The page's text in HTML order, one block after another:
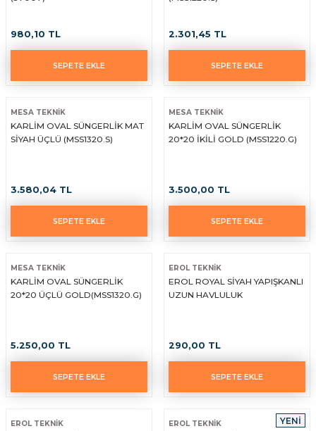
980,10 TL
SEPETE EKLE
2.301,45 TL
SEPETE EKLE
MESA TEKNİK
KARLİM OVAL SÜNGERLİK MAT
SİYAH ÜÇLÜ (MSS1320.S)
3.580,04 TL
SEPETE EKLE
MESA TEKNİK
KARLİM OVAL SÜNGERLİK
20*20 İKİLİ GOLD (MSS1220.G)
3.500,00 TL
SEPETE EKLE
MESA TEKNİK
KARLİM OVAL SÜNGERLİK
20*20 ÜÇLÜ GOLD(MSS1320.G)
5.250,00 TL
SEPETE EKLE
EROL TEKNİK
EROL ROYAL SİYAH YAPIŞKANLI
UZUN HAVLULUK
290,00 TL
SEPETE EKLE
EROL TEKNİK YENİ
EROL TEKNİK